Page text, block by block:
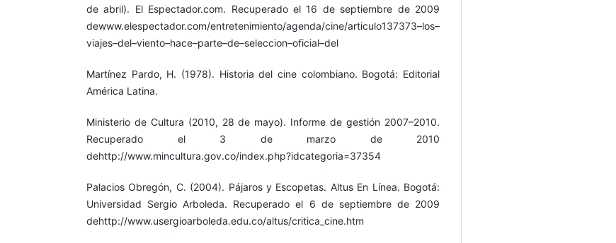
de abril). El Espectador.com. Recuperado el 16 de septiembre de 2009
dewww.elespectador.com/entretenimiento/agenda/cine/articulo137373–los–
viajes–del–viento–hace–parte–de–seleccion–oficial–del
Martínez Pardo, H. (1978). Historia del cine colombiano. Bogotá: Editorial
América Latina.
Ministerio de Cultura (2010, 28 de mayo). Informe de gestión 2007–2010.
Recuperado el 3 de marzo de 2010
dehttp://www.mincultura.gov.co/index.php?idcategoria=37354
Palacios Obregón, C. (2004). Pájaros y Escopetas. Altus En Línea. Bogotá:
Universidad Sergio Arboleda. Recuperado el 6 de septiembre de 2009
dehttp://www.usergioarboleda.edu.co/altus/critica_cine.htm